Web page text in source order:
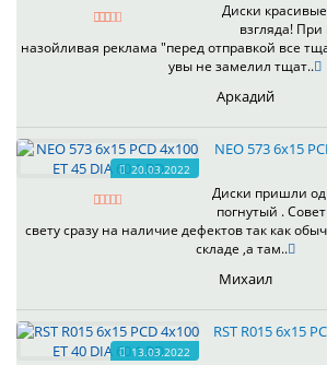
Диски
взгляда! При
назойливая реклама "перед отправкой все
увы не замелил тщат..
Аркадий
20.03.2022
NEO 573 6x15
Диски пришли
погнутый .
свету сразу на наличие дефектов так как
складе ,а там..
Михаил
13.03.2022
RST R015 6x15